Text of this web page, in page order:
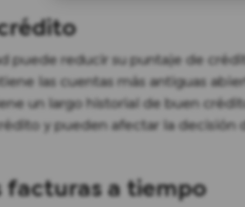
puede reducir su puntaje de
las cuentas más antiguas
un largo historial de buen
y pueden afectar la decisión
facturas a tiempo